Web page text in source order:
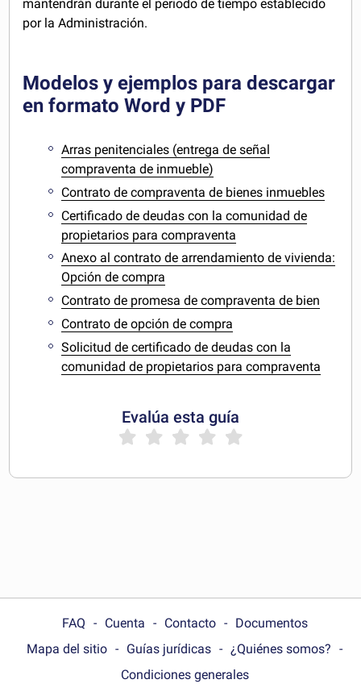
mantendrán durante el periodo de tiempo establecido
por la Administración.
Modelos y ejemplos para descargar
en formato Word y PDF
Arras penitenciales (entrega de señal
compraventa de inmueble)
Contrato de compraventa de bienes inmuebles
Certificado de deudas con la comunidad de
propietarios para compraventa
Anexo al contrato de arrendamiento de vivienda:
Opción de compra
Contrato de promesa de compraventa de bien
Contrato de opción de compra
Solicitud de certificado de deudas con la
comunidad de propietarios para compraventa
Evalúa esta guía
FAQ Cuenta Contacto
Documentos
Mapa del sitio
Guías jurídicas
¿Quiénes somos?
Condiciones generales